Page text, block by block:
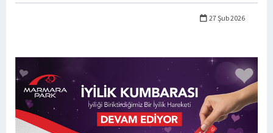
27 Şub 2026